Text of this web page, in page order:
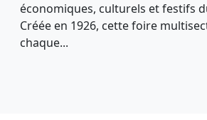
économiques, culturels et festifs
Créée en 1926, cette foire
chaque...